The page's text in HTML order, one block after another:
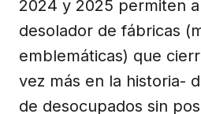
2024 y 2025 permiten
desolador de fábricas
emblemáticas) que
vez más en la historia-
de desocupados sin